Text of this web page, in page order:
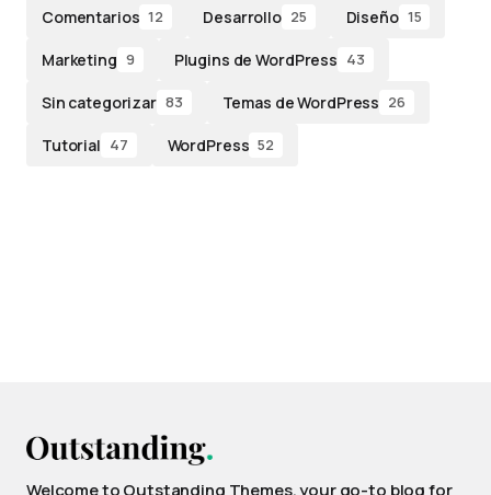
Comentarios 12 Desarrollo 25 Diseño 15
Marketing 9 Plugins de WordPress 43
Sin categorizar 83 Temas de WordPress 26
Tutorial 47 WordPress 52
Welcome to Outstanding Themes, your go-to blog for